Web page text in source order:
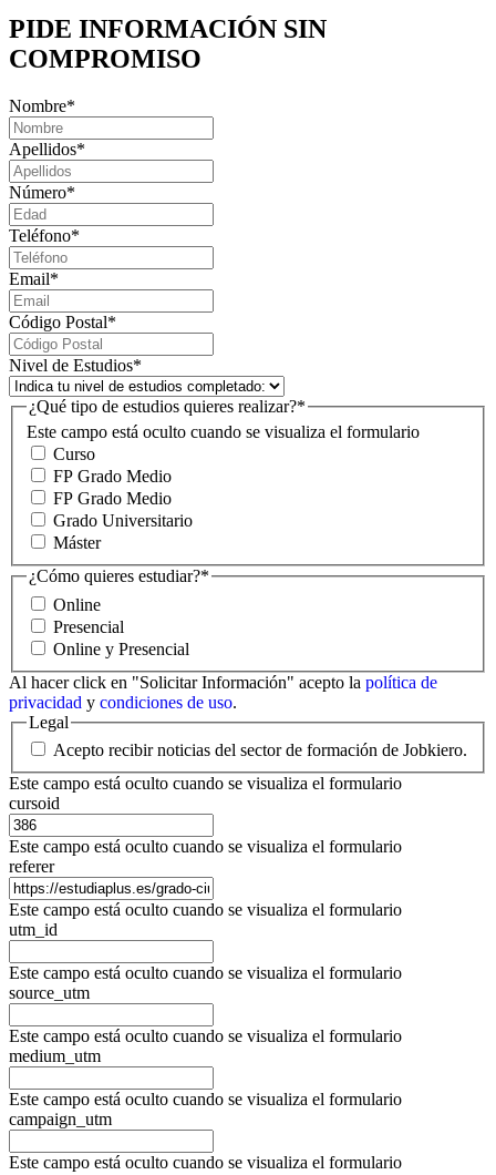
PIDE INFORMACIÓN SIN
COMPROMISO
Nombre*
Apellidos*
Número*
Teléfono*
Email*
Código Postal*
Nivel de Estudios*
Este campo está oculto cuando se visualiza el formulario
¿Qué tipo de estudios quieres realizar?*
Curso
FP Grado Medio
FP Grado Medio
Grado Universitario
Máster
¿Cómo quieres estudiar?*
Online
Presencial
Online y Presencial
Al hacer click en "Solicitar Información" acepto la política de
privacidad y condiciones de uso.
Legal
Acepto recibir noticias del sector de formación de Jobkiero.
Este campo está oculto cuando se visualiza el formulario
cursoid
Este campo está oculto cuando se visualiza el formulario
referer
Este campo está oculto cuando se visualiza el formulario
utm_id
Este campo está oculto cuando se visualiza el formulario
source_utm
Este campo está oculto cuando se visualiza el formulario
medium_utm
Este campo está oculto cuando se visualiza el formulario
campaign_utm
Este campo está oculto cuando se visualiza el formulario